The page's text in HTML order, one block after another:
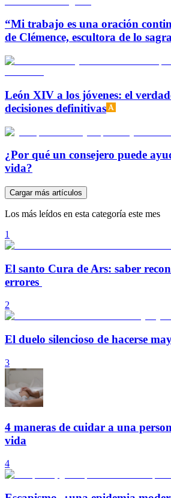
“Mi trabajo es una oración
de Clémence, escultora de lo
León XIV a los jóvenes: el
decisiones definitivas
¿Por qué un consejero puede
vida?
Cargar más artículos
Los más leídos en esta categoría este mes
1
El santo Cura de Ars: saber
errores
2
El duelo silencioso de hacerse
3
4 maneras de cuidar a una
vida
4